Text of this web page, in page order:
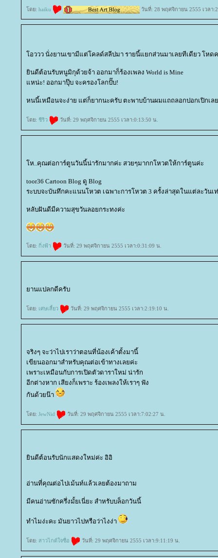
ดย: haiku วันที่: 28 พฤศจิกายน 2555 เวลา
อววว นั่งยานเขามีแต่โคลด์สลีปมา รายนี้แยกส่วนมาเลยทีเดียว โหด
ินดีต้อนรับหนูมิกุด้วยจ้า ออกมาก็ร้องเพลง World is Mine
หน่ะ! ออกมาปุ๊บ จะครองโลกปั๊บ!
หนนี้เหมือนจะง่าย แต่ก็ยากนะครับ ตะพาบบ้านผมแถถลอกปอกเปิกเล
ดย: ชีริว วันที่: 29 พฤศจิกายน 2555 เวลา:0:13:50 น.
ห..คุณต่อการ์ตูนวันนี้น่ารักมากค่ะ สวยๆมากกโหวตให้การ์ตูนค่ะ
toor36 Cartoon Blog ดู Blog
ระบบจะบันทึกคะแนนโหวต เฉพาะการโหวต 3 ครั้งล่าสุดในแต่ละวันเ
หลับฝันดีมีความสุขวันลอยกระทงค่ะ
ดย: กิ่งฟ้า วันที่: 29 พฤศจิกายน 2555 เวลา:0:31:09 น.
านแปลกดีครับ
ดย: เศษเสี้ยว วันที่: 29 พฤศจิกายน 2555 เวลา:2:19:10 น.
จริงๆ จะว่าไปเราว่าตอนที่น้องเค้าตั้งมานี้
เขียนออกมาสำหรับคุณต่อเข้าทางเลยค่ะ
เพราะเหมือนกับการเปิดตัวดาราใหม่ น่ารัก
อีกต่างหาก เสียงก็เพราะ ร้องเพลงให้เราๆ ฟัง
กันด้วยน๊า
ดย: JewNid วันที่: 29 พฤศจิกายน 2555 เวลา:7:02:27 น.
ินดีต้อนรับนักแสดงใหม่ค่ะ อิอิ
อ่านที่คุณต่อไปเม้นท์แล้วเลยต้องมาถาม
มีคนอ่านซักครึ่งมั้ยเนี่ยะ สำหรับบล็อกวันนี้
ทำไมง่ะคะ มันยาวไปหรือว่าไงง่า
ดย: สาวไกด์ใจซื่อ วันที่: 29 พฤศจิกายน 2555 เวลา:9:11:19 น.